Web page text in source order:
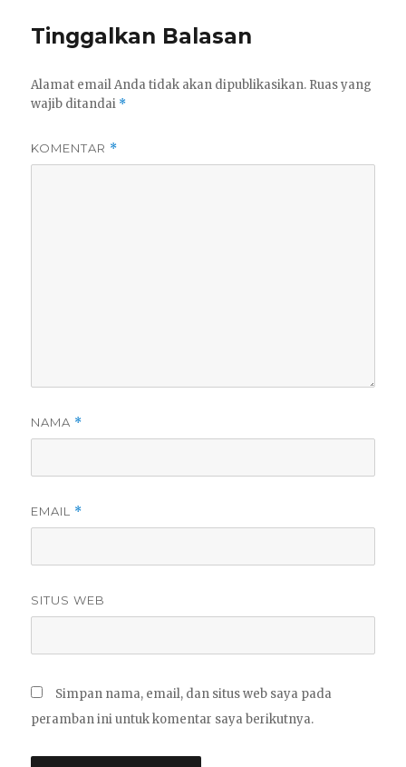
Tinggalkan Balasan
Alamat email Anda tidak akan dipublikasikan. Ruas yang
wajib ditandai *
KOMENTAR *
NAMA *
EMAIL *
SITUS WEB
Simpan nama, email, dan situs web saya pada
peramban ini untuk komentar saya berikutnya.